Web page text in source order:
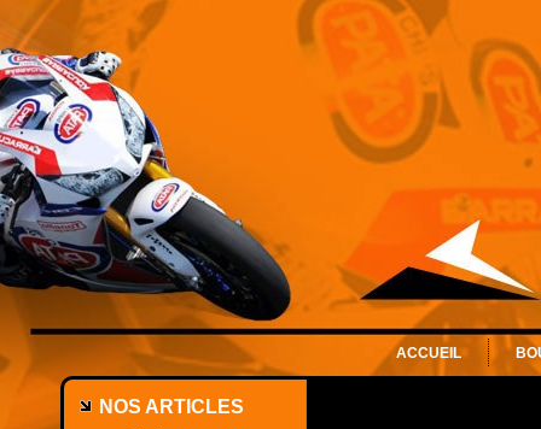
ACCUEIL
NOS ARTICLES